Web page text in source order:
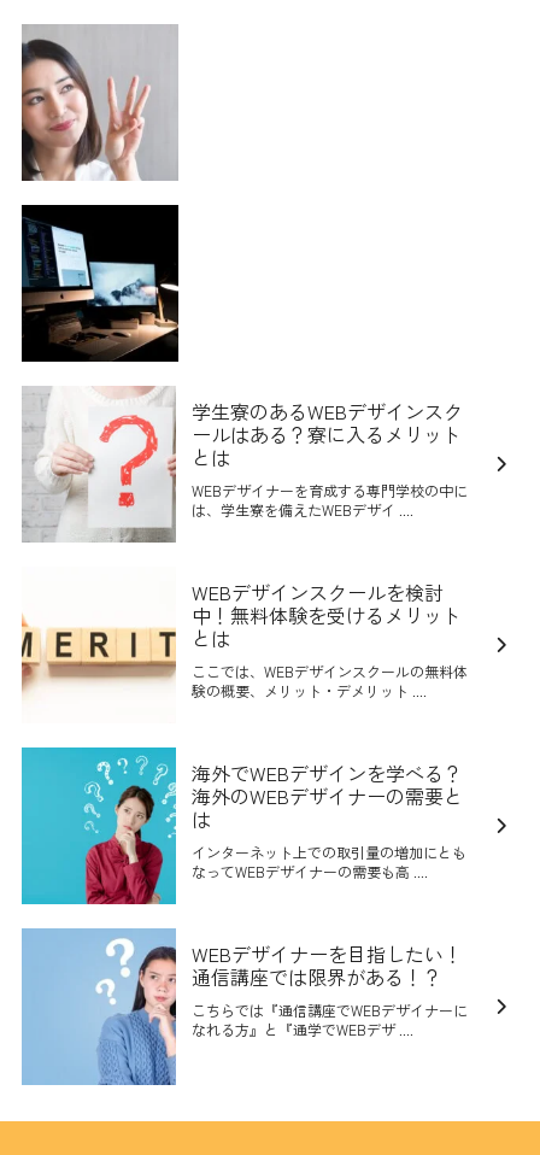
学生寮のあるWEBデザインスク
ールはある？寮に入るメリット
とは
WEBデザイナーを育成する専門学校の中に
は、学生寮を備えたWEBデザイ ....
WEBデザインスクールを検討
中！無料体験を受けるメリット
とは
ここでは、WEBデザインスクールの無料体
験の概要、メリット・デメリット ....
海外でWEBデザインを学べる？
海外のWEBデザイナーの需要と
は
インターネット上での取引量の増加にとも
なってWEBデザイナーの需要も高 ....
WEBデザイナーを目指したい！
通信講座では限界がある！？
こちらでは『通信講座でWEBデザイナーに
なれる方』と『通学でWEBデザ ....